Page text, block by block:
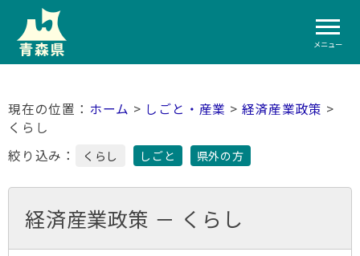
メニュー
ホーム > しごと・産業 > 経済産業政策 >
くらし
絞り込み：
くらし しごと 県外の方
経済産業政策 － くらし